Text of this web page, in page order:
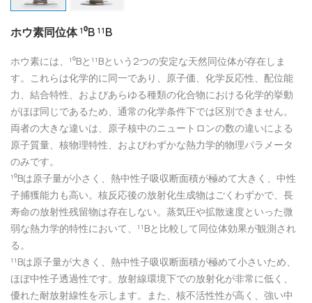
ホウ素同位体 ¹⁰B ¹¹B
ホウ素には、¹⁰Bと¹¹Bという2つの安定な天然同位体が存在しま
す。これらは化学的に同一であり、原子価、化学反応性、配位能
力、結合特性、およびあらゆる種類の化合物における化学的挙動
がほぼ同じであるため、通常の化学条件下では区別できません。
両者の大きな違いは、原子核中のニュートロンの数の違いによる
原子質量、核物理特性、およびわずかな熱力学的物理パラメータ
のみです。
¹⁰Bは原子量が小さく、熱中性子吸収断面積が極めて大きく、中性
子捕獲能力も高い。核反応後の放射化生成物はごくわずかで、長
寿命の放射性残留物は存在しない。蒸気圧や拡散速度といった微
弱な熱力学的特性において、¹¹Bと比較して同位体効果が観測され
る。
¹¹Bは原子量が大きく、熱中性子吸収断面積が極めて小さいため、
ほぼ中性子透過性です。放射線環境下での放射化が非常に低く、
優れた耐放射線性を示します。また、核不活性性が高く、強い中